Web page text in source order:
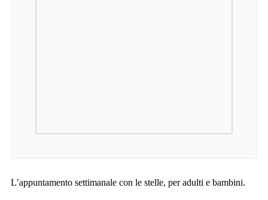
L’appuntamento settimanale con le stelle, per adulti e bambini.